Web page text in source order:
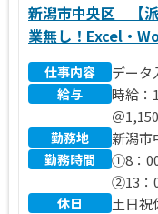
新潟市中央区｜【
業無し！Excel・
仕事内容 データ
給与
時給：
＠
※別途
勤務地 新潟市
勤務時間
①8：
②13：
休日
土日